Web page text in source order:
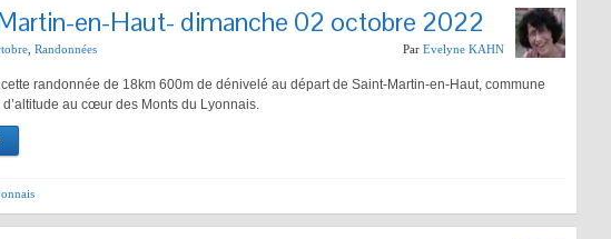
en-Haut- dimanche 02 octobre 2022
Randonnées Par Evelyne KAHN
randonnée de 18km 600m de dénivelé au départ de Saint-Martin-en-Haut, commune
au cœur des Monts du Lyonnais.